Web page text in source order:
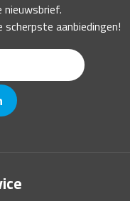
nieuwsbrief.
aanbiedingen!